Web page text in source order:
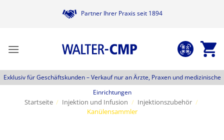
Partner Ihrer Praxis seit 1894
Exklusiv für Geschäftskunden –Verkauf nur an Ärzte, Praxen und medizinische
Einrichtungen
Startseite / Injektion und Infusion / Injektionszubehör /
Kanülensammler